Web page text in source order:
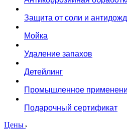
Защита от соли и
Мойка
Удаление запахов
Детейлинг
Промышленное
Подарочный сертификат
Цены